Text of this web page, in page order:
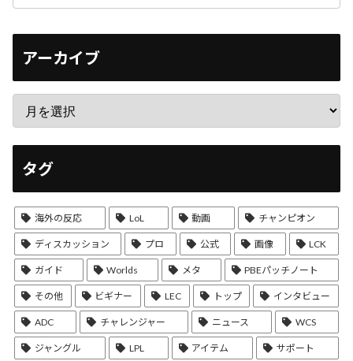
アーカイブ
タグ
海外の反応 LoL 動画 チャンピオン
ディスカッション プロ 公式 画像 LCK
ガイド Worlds メタ PBEパッチノート
その他 ビギナー LEC トップ インタビュー
ADC チャレンジャー ニュース WCS
ジャングル LPL アイテム サポート